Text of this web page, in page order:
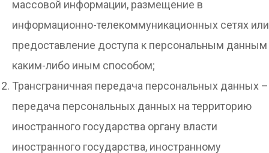
массовой информации, размещение в
информационно-телекоммуникационных сетях или
предоставление доступа к персональным данным
каким-либо иным способом;
Трансграничная передача персональных данных –
передача персональных данных на территорию
иностранного государства органу власти
иностранного государства, иностранному